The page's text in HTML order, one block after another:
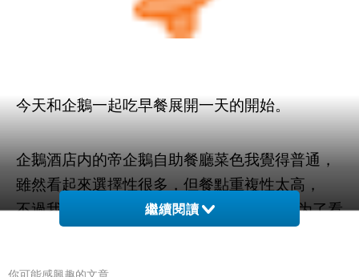
今天和企鵝一起吃早餐展開一天的開始。
企鵝酒店内的帝企鵝自助餐廳菜色我覺得普通，
雖然看起來選擇性很多，但餐點重複性太高，
不過我們不是為了吃自助餐而来， 我们是为了看
繼續閱讀